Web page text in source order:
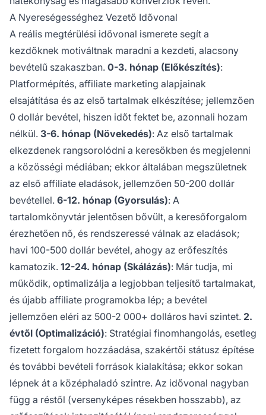
A Nyereségességhez Vezető Idővonal
A reális megtérülési idővonal ismerete segít a
kezdőknek motiváltnak maradni a kezdeti, alacsony
bevételű szakaszban. 0-3. hónap (Előkészítés):
Platformépítés, affiliate marketing alapjainak
elsajátítása és az első tartalmak elkészítése; jellemzően
0 dollár bevétel, hiszen időt fektet be, azonnali hozam
nélkül. 3-6. hónap (Növekedés): Az első tartalmak
elkezdenek rangsorolódni a keresőkben és megjelenni
a közösségi médiában; ekkor általában megszületnek
az első affiliate eladások, jellemzően 50-200 dollár
bevétellel. 6-12. hónap (Gyorsulás): A
tartalomkönyvtár jelentősen bővült, a keresőforgalom
érezhetően nő, és rendszeressé válnak az eladások;
havi 100-500 dollár bevétel, ahogy az erőfeszítés
kamatozik. 12-24. hónap (Skálázás): Már tudja, mi
működik, optimalizálja a legjobban teljesítő tartalmakat,
és újabb affiliate programokba lép; a bevétel
jellemzően eléri az 500-2 000+ dolláros havi szintet. 2.
évtől (Optimalizáció): Stratégiai finomhangolás, esetleg
fizetett forgalom hozzáadása, szakértői státusz építése
és további bevételi források kialakítása; ekkor sokan
lépnek át a középhaladó szintre. Az idővonal nagyban
függ a réstől (versenyképes résekben hosszabb), az